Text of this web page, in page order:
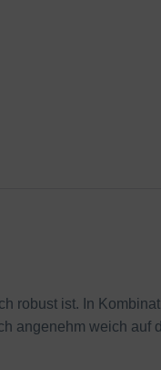
robust ist. In
angenehm weich auf